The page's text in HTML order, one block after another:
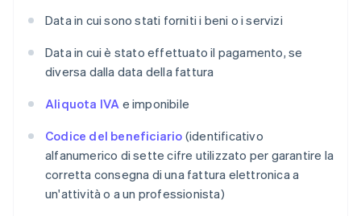
Data in cui sono stati forniti i beni o i servizi
Data in cui è stato effettuato il pagamento, se
diversa dalla data della fattura
Aliquota IVA e imponibile
Codice del beneficiario (identificativo
alfanumerico di sette cifre utilizzato per garantire la
corretta consegna di una fattura elettronica a
un'attività o a un professionista)